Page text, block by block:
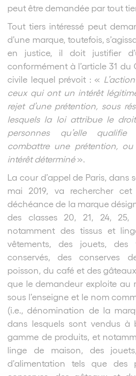
peut être demandée par tout
Tout tiers intéressé peut
d’une marque, toutefois,
en justice, il doit justifier
conformément à l’article 31 du
civile lequel prévoit : «
ceux qui ont un intérêt
rejet d’une prétention, sous
lesquels la loi attribue le
personnes qu’elle
combattre une prétention,
intérêt déterminé».
La cour d’appel de Paris, dans
mai 2019, va rechercher
déchéance de la marque
des classes 20, 21, 24,
notamment des tissus et
vêtements, des jouets,
conservés, des conserves
poisson, du café et des
que le demandeur exploite au
sous l’enseigne et le nom
(i.e., dénomination de la
dans lesquels sont vendus à
gamme de produits, et
linge de maison, des
d’alimentation tels que des